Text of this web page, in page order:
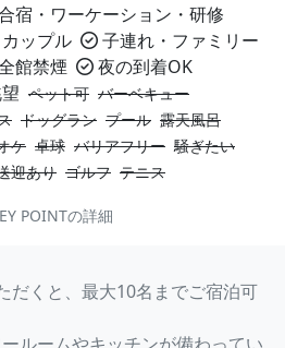
宿・ワーケーション・研修
カップル
子連れ・ファミリー
館禁煙
夜の到着OK
ペット可 バーベキュー
ドッグラン プール 露天風呂
ケ 卓球 バリアフリー 騒ぎたい
迎あり ゴルフ テニス
POINTの詳細
だくと、最大10名までご宿泊可